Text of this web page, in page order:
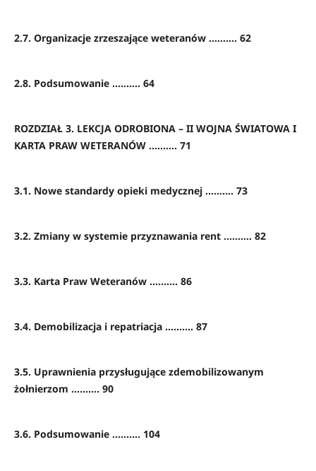
2.7. Organizacje zrzeszające weteranów .......... 62
2.8. Podsumowanie .......... 64
ROZDZIAŁ 3. LEKCJA ODROBIONA – II WOJNA ŚWIATOWA I
KARTA PRAW WETERANÓW .......... 71
3.1. Nowe standardy opieki medycznej .......... 73
3.2. Zmiany w systemie przyznawania rent .......... 82
3.3. Karta Praw Weteranów .......... 86
3.4. Demobilizacja i repatriacja .......... 87
3.5. Uprawnienia przysługujące zdemobilizowanym
żołnierzom .......... 90
3.6. Podsumowanie .......... 104